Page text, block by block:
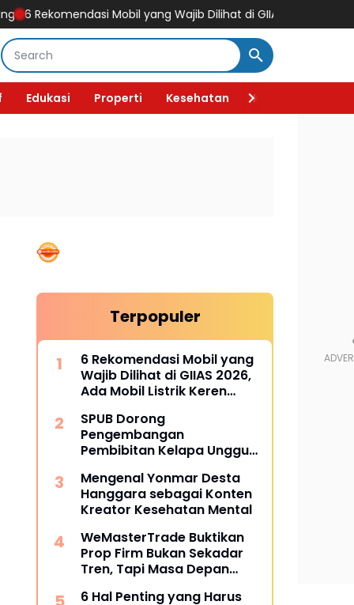
Mobil yang Wajib Dilihat di GIIAS 2026, Ada Mobil Listrik
Edukasi Properti Kesehatan Kecantikan
Terpopuler
6 Rekomendasi Mobil yang
Wajib Dilihat di GIIAS 2026,
Ada Mobil Listrik Keren
SPUB Dorong
Pengembangan
Pembibitan Kelapa Unggul
Mengenal Yonmar Desta
Hanggara sebagai Konten
Kreator Kesehatan Mental
WeMasterTrade Buktikan
Prop Firm Bukan Sekadar
Tren, Tapi Masa Depan
6 Hal Penting yang Harus